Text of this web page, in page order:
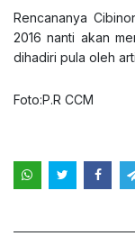
Rencananya
2016 nanti akan
dihadiri pula oleh
Foto:P.R CCM